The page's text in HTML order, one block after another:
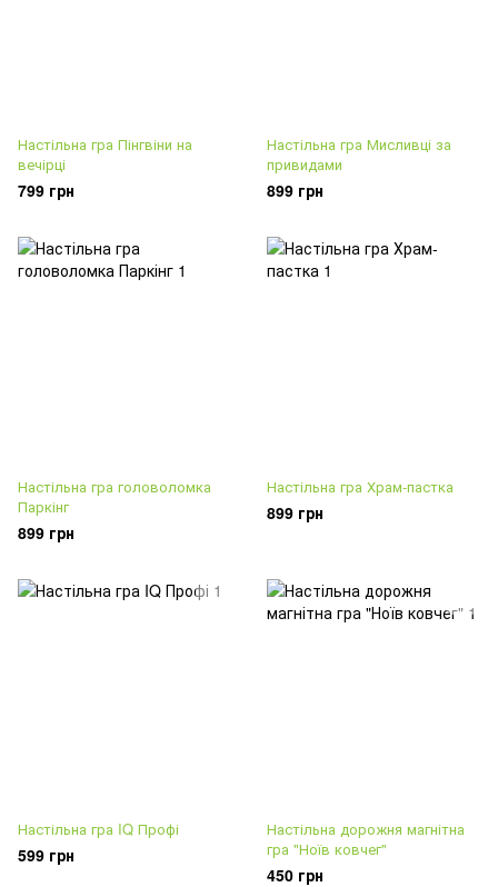
Настільна гра Пінгвіни на
вечірці
799 грн
Настільна гра Мисливці за
привидами
899 грн
Настільна гра головоломка
Паркінг
899 грн
Настільна гра Храм-пастка
899 грн
Настільна гра IQ Профі
599 грн
Настільна дорожня магнітна
гра "Ноїв ковчег"
450 грн